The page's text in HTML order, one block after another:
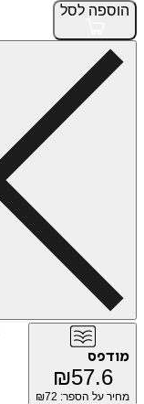
הוספה לסל
מודפס
₪57.6
מחיר על הספר: ₪ 72